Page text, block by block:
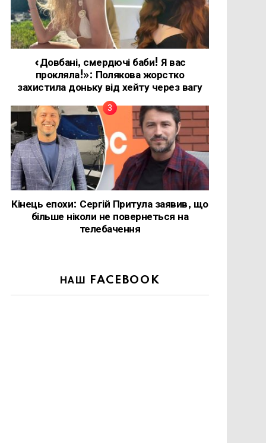
«Довбані, смердючі баби! Я вас
прокляла!»: Полякова жорстко
захистила доньку від хейту через вагу
Кінець епохи: Сергій Притула заявив, що
більше ніколи не повернеться на
телебачення
НАШ FACEBOOK